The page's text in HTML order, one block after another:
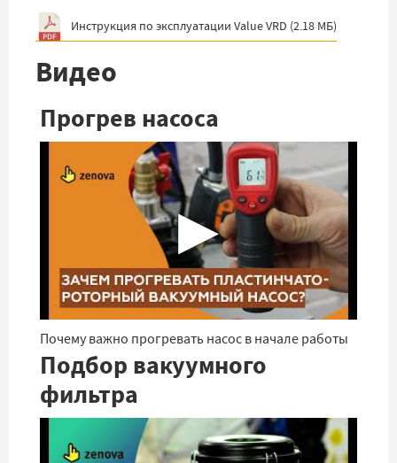
Инструкция по эксплуатации Value VRD (2.18 МБ)
Видео
Прогрев насоса
▶
Почему важно прогревать насос в начале работы
Подбор вакуумного
фильтра